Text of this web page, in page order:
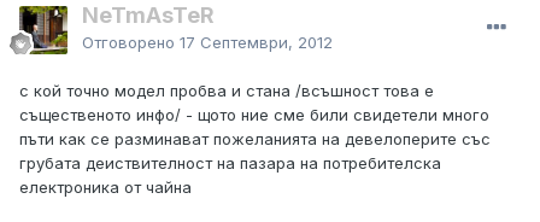
NeTmAsTeR
Отговорено 17 Септември, 2012
с кой точно модел пробва и стана /всъшност това е
същественото инфо/ - щото ние сме били свидетели много
пъти как се разминават пожеланията на девелоперите със
грубата деиствителност на пазара на потребителска
електроника от чайна